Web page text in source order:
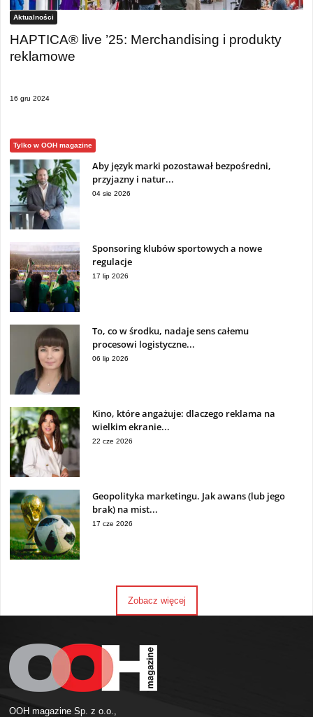
Aktualności
HAPTICA® live ’25: Merchandising i produkty
reklamowe
16 gru 2024
Tylko w OOH magazine
Aby język marki pozostawał bezpośredni,
przyjazny i natur...
04 sie 2026
Sponsoring klubów sportowych a nowe
regulacje
17 lip 2026
To, co w środku, nadaje sens całemu
procesowi logistyczne...
06 lip 2026
Kino, które angażuje: dlaczego reklama na
wielkim ekranie...
22 cze 2026
Geopolityka marketingu. Jak awans (lub jego
brak) na mist...
17 cze 2026
Zobacz więcej
OOH magazine Sp. z o.o.,